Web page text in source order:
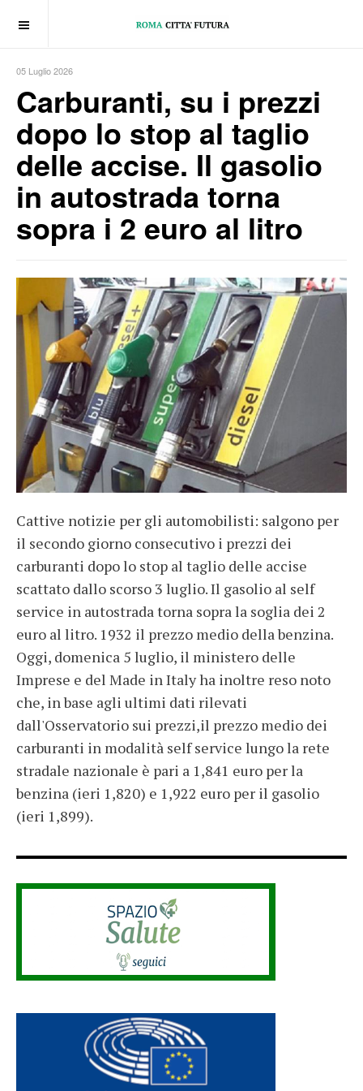
05 Luglio 2026
Carburanti, su i prezzi
dopo lo stop al taglio
delle accise. Il gasolio
in autostrada torna
sopra i 2 euro al litro
Cattive notizie per gli automobilisti: salgono per
il secondo giorno consecutivo i prezzi dei
carburanti dopo lo stop al taglio delle accise
scattato dallo scorso 3 luglio. Il gasolio al self
service in autostrada torna sopra la soglia dei 2
euro al litro. 1932 il prezzo medio della benzina.
Oggi, domenica 5 luglio, il ministero delle
Imprese e del Made in Italy ha inoltre reso noto
che, in base agli ultimi dati rilevati
dall'Osservatorio sui prezzi,il prezzo medio dei
carburanti in modalità self service lungo la rete
stradale nazionale è pari a 1,841 euro per la
benzina (ieri 1,820) e 1,922 euro per il gasolio
(ieri 1,899).